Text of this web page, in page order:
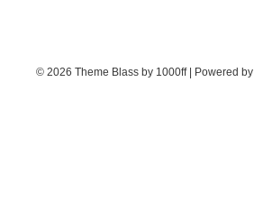
© 2026 Theme Blass by 1000ff | Powered by